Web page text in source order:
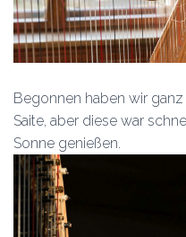
Begonnen haben wir
Saite, aber diese war
Sonne genießen.